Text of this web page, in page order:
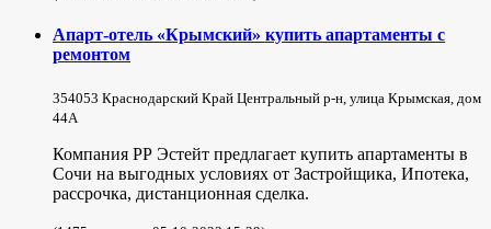
Апарт-отель «Крымский» купить апартаменты с
ремонтом
354053 Краснодарский Край Центральный р-н, улица Крымская, дом
44А
Компания РР Эстейт предлагает купить апартаменты в
Сочи на выгодных условиях от Застройщика, Ипотека,
рассрочка, дистанционная сделка.